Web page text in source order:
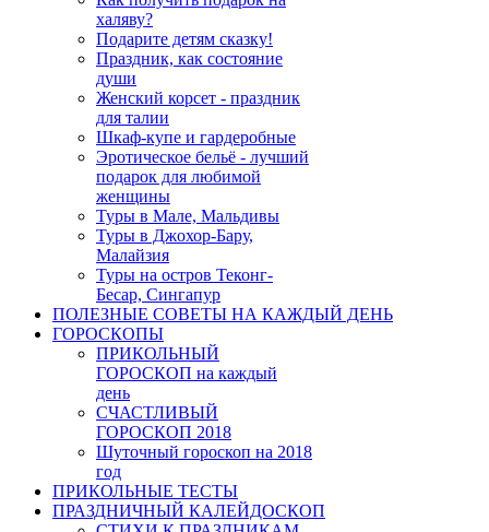
халяву?
Подарите детям сказку!
Праздник, как состояние
души
Женский корсет - праздник
для талии
Шкаф-купе и гардеробные
Эротическое бельё - лучший
подарок для любимой
женщины
Туры в Мале, Мальдивы
Туры в Джохор-Бару,
Малайзия
Туры на остров Теконг-
Бесар, Сингапур
ПОЛЕЗНЫЕ СОВЕТЫ НА КАЖДЫЙ ДЕНЬ
ГОРОСКОПЫ
ПРИКОЛЬНЫЙ
ГОРОСКОП на каждый
день
СЧАСТЛИВЫЙ
ГОРОСКОП 2018
Шуточный гороскоп на 2018
год
ПРИКОЛЬНЫЕ ТЕСТЫ
ПРАЗДНИЧНЫЙ КАЛЕЙДОСКОП